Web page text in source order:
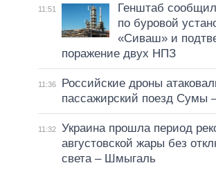
11:51
Генштаб
по буровой
«Сиваш» и
поражение двух НПЗ
11:36
Российские дроны
пассажирский поезд Сумы
11:32
Украина прошла период
августовской жары без
света – Шмыгаль